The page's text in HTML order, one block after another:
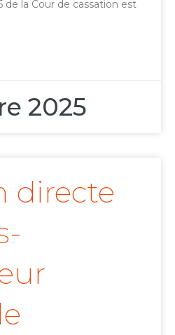
de la Cour de cassation est
2025
directe